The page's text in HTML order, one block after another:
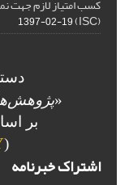
کسب امتیاز لازم جهت
(ISC)
1397-02-19
«
بر
(
اشتراک خبرنامه